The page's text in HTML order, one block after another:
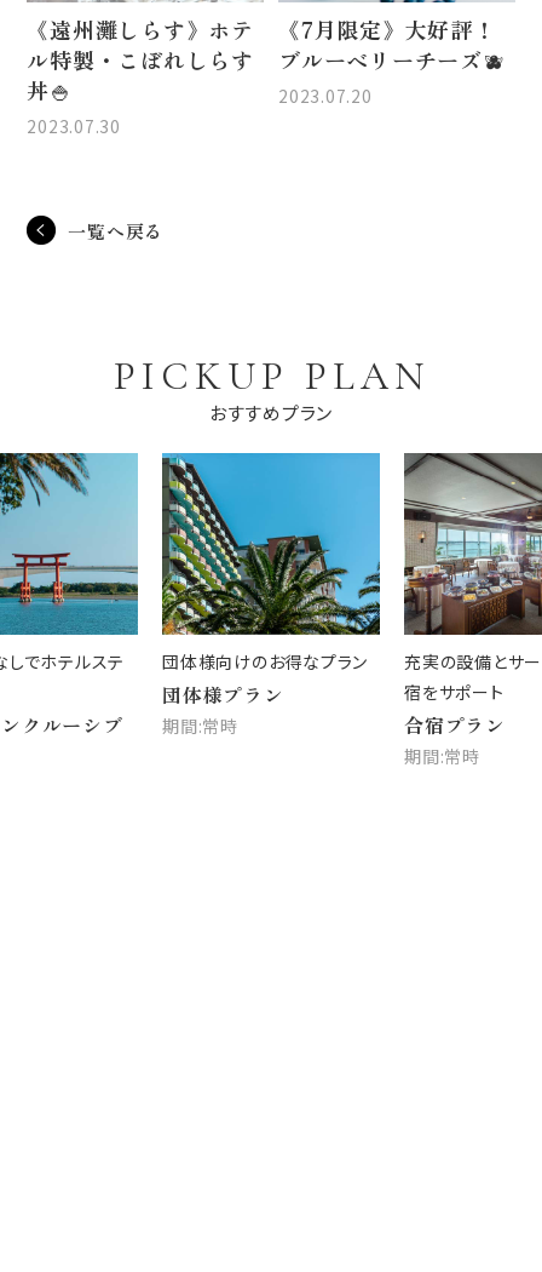
《遠州灘しらす》ホテ
ル特製・こぼれしらす
丼🍚
2023.07.30
《7月限定》大好評！
ブルーベリーチーズ🫐
2023.07.20
一覧へ戻る
PICKUP PLAN
おすすめプラン
でホテルステ
クルーシブ
団体様向けのお得なプラン
団体様プラン
期間:常時
充実の設備とサ
宿をサポート
合宿プラン
期間:常時